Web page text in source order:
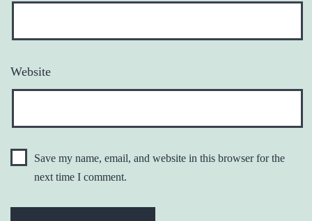
Website
Save my name, email, and website in this browser for the
next time I comment.